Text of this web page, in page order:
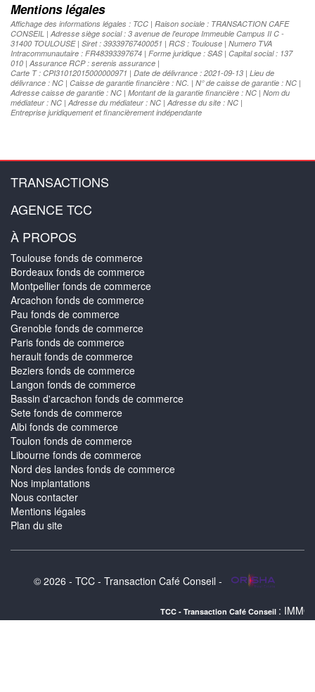
Mentions légales
Affichage des informations légales : TCC | Raison sociale : TRANSACTION CAFE
CONSEIL | Adresse siège social : 3 avenue de l'europe Immeuble Campus II C -
31400 TOULOUSE | Siret : 39339767400051 | RCS : Toulouse | Numero TVA
Intracommunautaire : FR48393397674 | Forme juridique : SAS | Capital social : 137
010 | Assurance RCP : serenis assurance |
Carte T : CPI31012015000000971 | Date de délivrance : 2021-09-13 | Lieu de
délivrance : NC | Caisse de garantie financière : NC. | N° de caisse de garantie : NC |
Adresse caisse de garantie : NC | Montant de la garantie financière : NC | Nom du
médiateur : NC | Adresse du médiateur : NC | Adresse du site : NC |
Entreprise juridiquement et financièrement indépendante
TRANSACTIONS
AGENCE TCC
À PROPOS
Toulouse fonds de commerce
Bordeaux fonds de commerce
Montpellier fonds de commerce
Arcachon fonds de commerce
Pau fonds de commerce
Grenoble fonds de commerce
Paris fonds de commerce
herault fonds de commerce
Beziers fonds de commerce
Langon fonds de commerce
Bassin d'arcachon fonds de commerce
Sete fonds de commerce
Albi fonds de commerce
Toulon fonds de commerce
Libourne fonds de commerce
Nord des landes fonds de commerce
Nos implantations
Nous contacter
Mentions légales
Plan du site
© 2026 - TCC - Transaction Café Conseil -
TCC - Transaction Café Conseil: IMMOBILIER